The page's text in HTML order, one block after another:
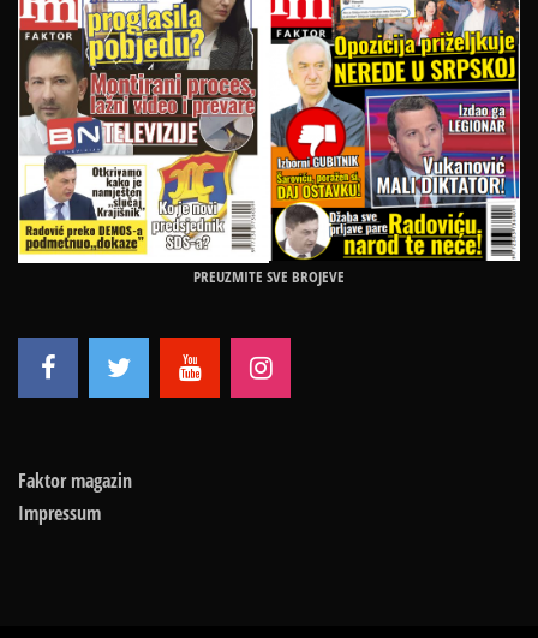
PREUZMITE SVE BROJEVE
Faktor magazin
Impressum